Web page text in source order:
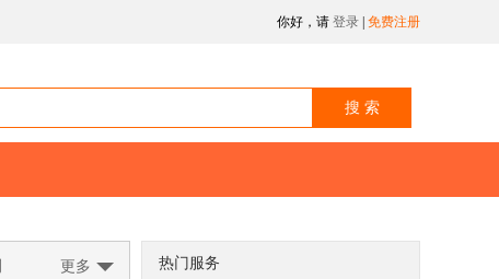
你好，请 登录 免费注册
更多 热门服务